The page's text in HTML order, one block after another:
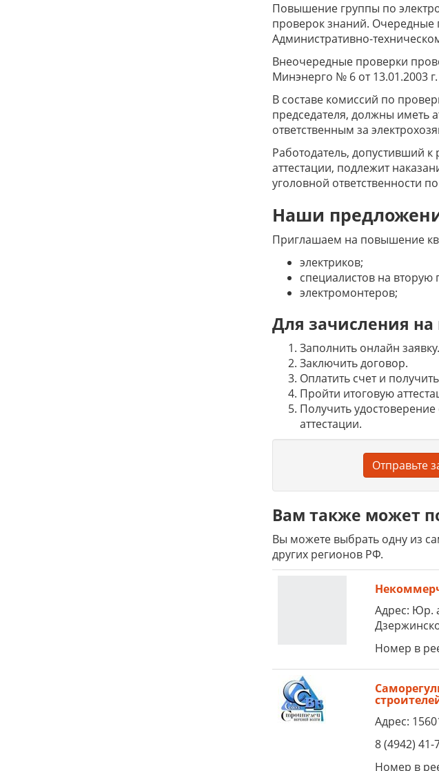
Повышение группы по
проверок знаний. Очередные
Административно-
Внеочередные проверки
Минэнерго № 6 от 13.01.2003 г.
В составе комиссий по
председателя, должны иметь
ответственным за
Работодатель, допустивший
аттестации, подлежит
уголовной ответственности
Наши
Приглашаем на повышение
электриков;
специалистов на вторую
электромонтеров;
Для зачисления
Заполнить онлайн заявку.
Заключить договор.
Оплатить счет и
Пройти итоговую
Получить
аттестации.
Отправьте
Вам также может
Вы можете выбрать одну из
других регионов РФ.
Адрес: Юр.
Номер в
Адрес:
8 (4942) 41-
Номер в